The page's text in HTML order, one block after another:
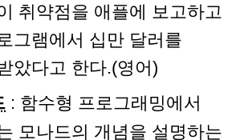
취약점을 애플에 보고하고
그램에서 십만 달러를
았다고 한다.(영어)
: 함수형 프로그래밍에서
모나드의 개념을 설명하는